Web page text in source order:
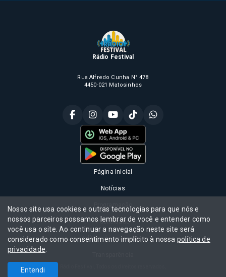
Rádio Festival
Rua Alfredo Cunha N° 478
4450-021 Matosinhos
Página Inicial
Notícias
Programação
Publicidade
Política de privacidade
Nosso site usa cookies e outras tecnologias para que nós e
nossos parceiros possamos lembrar de você e entender como
você usa o site. Ao continuar a navegação neste site será
considerado como consentimento implícito à nossa política de
privacidade
Entendi